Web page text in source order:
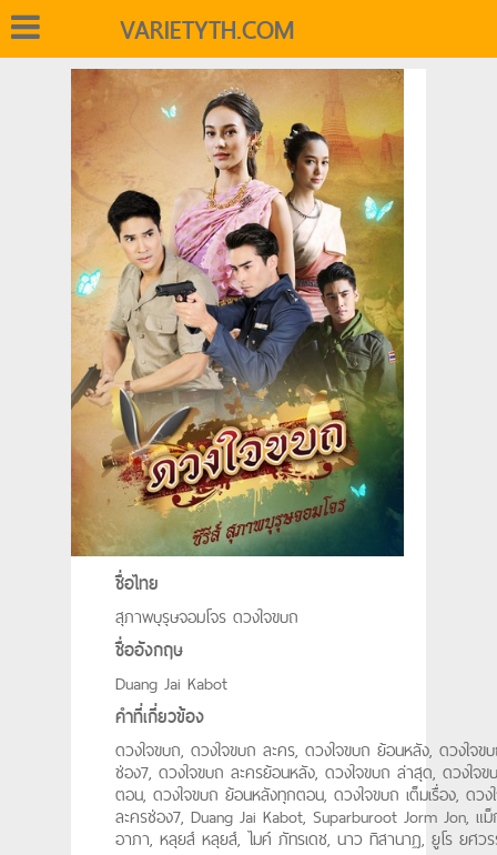
VARIETYTH.COM
ชื่อไทย
สุภาพบุรุษจอมโจร ดวงใจขบถ
ชื่ออังกฤษ
Duang Jai Kabot
คำที่เกี่ยวข้อง
ดวงใจขบถ, ดวงใจขบถ ละคร, ดวงใจขบถ ย้อนหลัง, ดวงใจข
ช่อง7, ดวงใจขบถ ละครย้อนหลัง, ดวงใจขบถ ล่าสุด, ดวงใจ
ตอน, ดวงใจขบถ ย้อนหลังทุกตอน, ดวงใจขบถ เต็มเรื่อง, ดวง
ละครช่อง7, Duang Jai Kabot, Suparburoot Jorm Jon, แ
อาภา, หลุยส์ หลุยส์, ไมค์ ภัทรเดช, นาว ทิสานาฏ, ยูโร ยศว